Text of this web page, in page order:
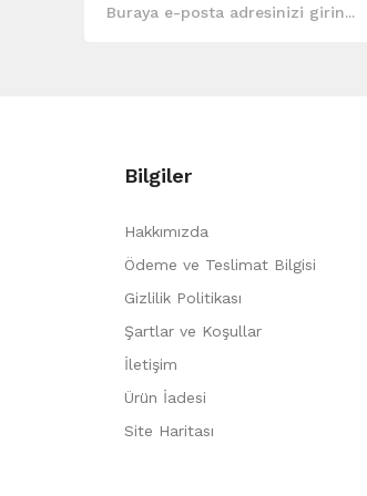
Bilgiler
Hakkımızda
Ödeme ve Teslimat Bilgisi
Gizlilik Politikası
Şartlar ve Koşullar
İletişim
Ürün İadesi
Site Haritası